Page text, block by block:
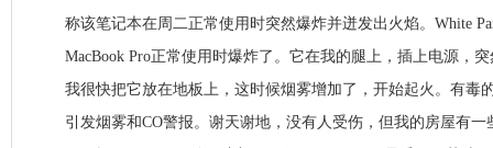
称该笔记本在周二正常使用时突然爆炸并迸发出火焰。White
MacBook Pro正常使用时爆炸了。它在我的腿上，插上电源，
我很快把它放在地板上，这时候烟雾增加了，开始起火。有毒
引发烟雾和CO警报。谢天谢地，没有人受伤，但我的房屋有一